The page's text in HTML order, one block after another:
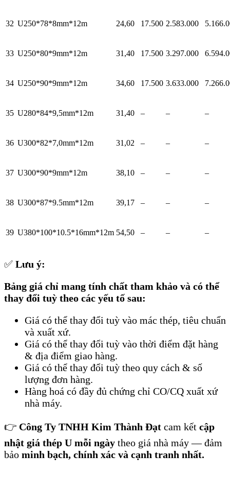
32 U250*78*8mm*12m 24,60 17.500 2.583.000
33 U250*80*9mm*12m 31,40 17.500 3.297.000
34 U250*90*9mm*12m 34,60 17.500 3.633.000
35 U280*84*9,5mm*12m 31,40 – – –
36 U300*82*7,0mm*12m 31,02 – – –
37 U300*90*9mm*12m 38,10 – – –
38 U300*87*9.5mm*12m 39,17 – – –
39 U380*100*10.5*16mm*12m 54,50 – – –
✅ Lưu ý:
Bảng giá chỉ mang tính chất tham khảo và có thể
thay đổi tuỳ theo các yếu tố sau:
Giá có thể thay đổi tuỳ vào mác thép, tiêu chuẩn
và xuất xứ.
Giá có thể thay đổi tuỳ vào thời điểm đặt hàng
& địa điểm giao hàng.
Giá có thể thay đổi tuỳ theo quy cách & số
lượng đơn hàng.
Hàng hoá có đầy đủ chứng chỉ CO/CQ xuất xứ
nhà máy.
👉 Công Ty TNHH Kim Thành Đạt cam kết cập
nhật giá thép U mỗi ngày theo giá nhà máy — đảm
bảo minh bạch, chính xác và cạnh tranh nhất.